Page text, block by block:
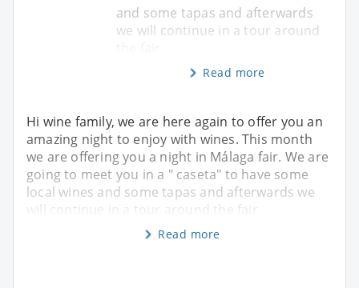
and some tapas and afterwards
we will continue in a tour around
Read more
Hi wine family, we are here again to offer you an
amazing night to enjoy with wines. This month
we are offering you a night in Málaga fair. We are
going to meet you in a " caseta" to have some
local wines and some tapas and afterwards we
will continue in a tour around the fair.
Read more